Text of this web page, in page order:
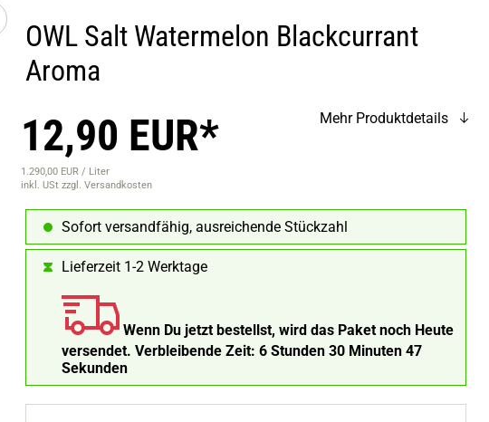
OWL Salt Watermelon Blackcurrant
Aroma
12,90 EUR*
1.290,00 EUR / Liter
inkl. USt zzgl. Versandkosten
Mehr Produktdetails
Sofort versandfähig, ausreichende Stückzahl
Lieferzeit 1-2 Werktage
Wenn Du jetzt bestellst, wird das Paket noch Heute
versendet. Verbleibende Zeit: 6 Stunden 30 Minuten 46
Sekunden